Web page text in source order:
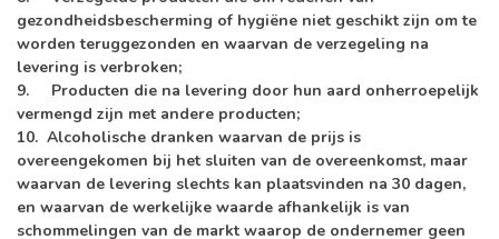
gezondheidsbescherming of hygiëne niet geschikt zijn om te
worden teruggezonden en waarvan de verzegeling na
levering is verbroken;
9. Producten die na levering door hun aard onherroepelijk
vermengd zijn met andere producten;
10. Alcoholische dranken waarvan de prijs is
overeengekomen bij het sluiten van de overeenkomst, maar
waarvan de levering slechts kan plaatsvinden na 30 dagen,
en waarvan de werkelijke waarde afhankelijk is van
schommelingen van de markt waarop de ondernemer geen